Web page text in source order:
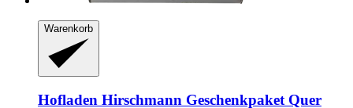
Warenkorb
Hofladen Hirschmann Geschenkpaket Quer